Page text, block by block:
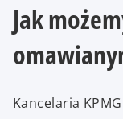
Jak
Kancelaria